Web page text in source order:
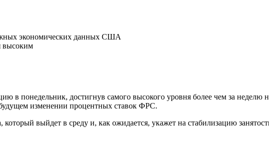
экономических данных США
высоким
в понедельник, достигнув самого высокого уровня более чем за
изменении процентных ставок ФРС.
который выйдет в среду и, как ожидается, укажет на стабилизацию